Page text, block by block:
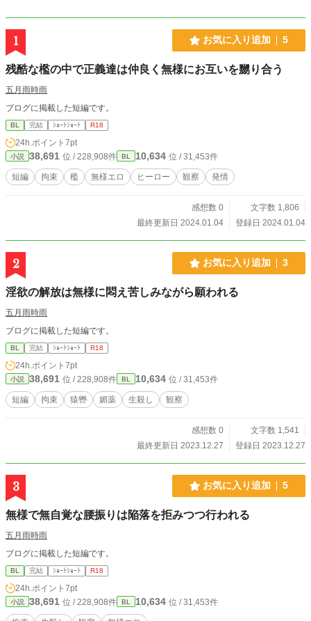
1 お気に入り追加 5
残酷な檻の中で正義達は仲良く無様にお互いを嬲り合う
五月雨時雨
ブログに掲載した短編です。
BL 完結 ｼｮｰﾄｼｮｰﾄ R18
24h.ポイント 7pt
小説 38,691 位 / 228,908件 BL 10,634 位 / 31,453件
短編 拘束 檻 無様エロ ヒーロー 観察 発情
感想数 0
文字数 1,806
最終更新日 2024.01.04
登録日 2024.01.04
2 お気に入り追加 3
淫欲の解放は無様に悶え苦しみながら願われる
五月雨時雨
ブログに掲載した短編です。
BL 完結 ｼｮｰﾄｼｮｰﾄ R18
24h.ポイント 7pt
小説 38,691 位 / 228,908件 BL 10,634 位 / 31,453件
短編 拘束 猿轡 媚薬 生殺し 観察
感想数 0
文字数 1,541
最終更新日 2023.12.27
登録日 2023.12.27
3 お気に入り追加 5
無様で無自覚な腰振りは陥落を拒みつつ行われる
五月雨時雨
ブログに掲載した短編です。
BL 完結 ｼｮｰﾄｼｮｰﾄ R18
24h.ポイント 7pt
小説 38,691 位 / 228,908件 BL 10,634 位 / 31,453件